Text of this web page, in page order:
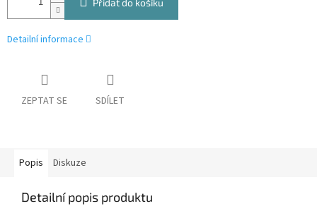
Přidat do košíku
Detailní informace
ZEPTAT SE SDÍLET
Popis Diskuze
Detailní popis produktu